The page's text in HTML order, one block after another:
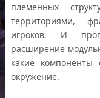
племенных
территориями,
игроков. И
расширение
какие
окружение.